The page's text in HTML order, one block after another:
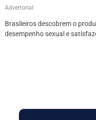
Advertorial
Brasileiros descobrem o
desempenho sexual e